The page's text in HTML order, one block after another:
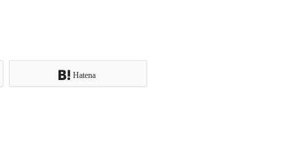
Hatena